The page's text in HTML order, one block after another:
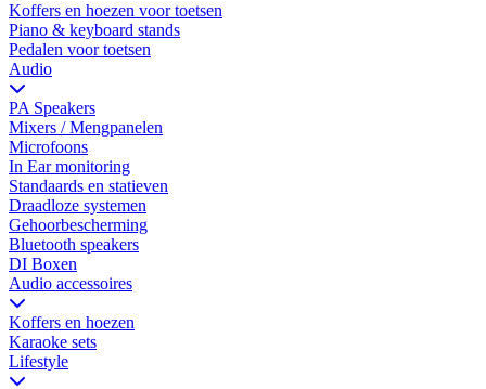
Koffers en hoezen voor toetsen
Piano & keyboard stands
Pedalen voor toetsen
Audio
PA Speakers
Mixers / Mengpanelen
Microfoons
In Ear monitoring
Standaards en statieven
Draadloze systemen
Gehoorbescherming
Bluetooth speakers
DI Boxen
Audio accessoires
Koffers en hoezen
Karaoke sets
Lifestyle